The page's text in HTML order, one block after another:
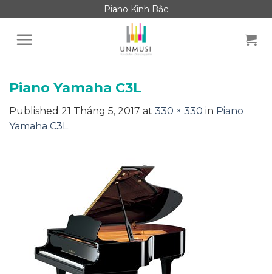
to
content
Piano Kinh Bắc
Piano Yamaha C3L
Published 21 Tháng 5, 2017 at 330 × 330 in Piano
Yamaha C3L